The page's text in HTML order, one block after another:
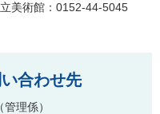
美術館：0152-44-5045
合わせ先
管理係